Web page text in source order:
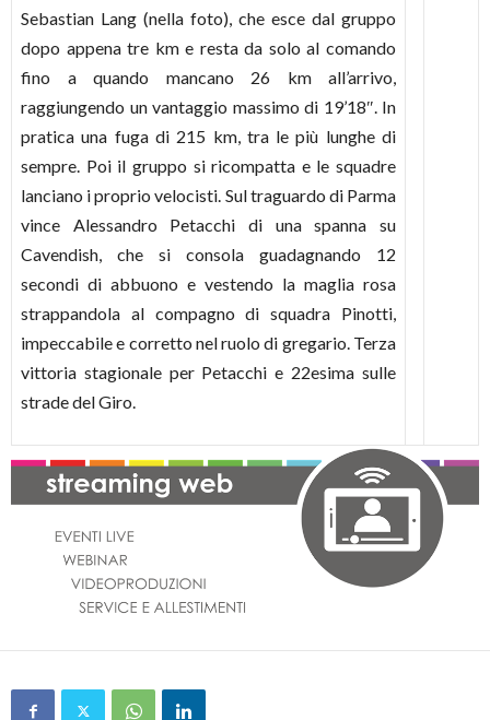
Sebastian Lang (nella foto), che esce dal gruppo
dopo appena tre km e resta da solo al comando
fino a quando mancano 26 km all’arrivo,
raggiungendo un vantaggio massimo di 19’18″. In
pratica una fuga di 215 km, tra le più lunghe di
sempre. Poi il gruppo si ricompatta e le squadre
lanciano i proprio velocisti. Sul traguardo di Parma
vince Alessandro Petacchi di una spanna su
Cavendish, che si consola guadagnando 12
secondi di abbuono e vestendo la maglia rosa
strappandola al compagno di squadra Pinotti,
impeccabile e corretto nel ruolo di gregario. Terza
vittoria stagionale per Petacchi e 22esima sulle
strade del Giro.